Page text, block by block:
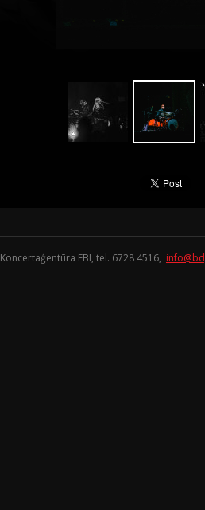
Koncertaģentūra FBI, tel. 6728 4516,